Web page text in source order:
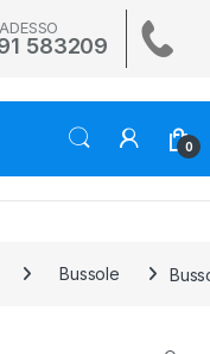
583209
0
Bussole